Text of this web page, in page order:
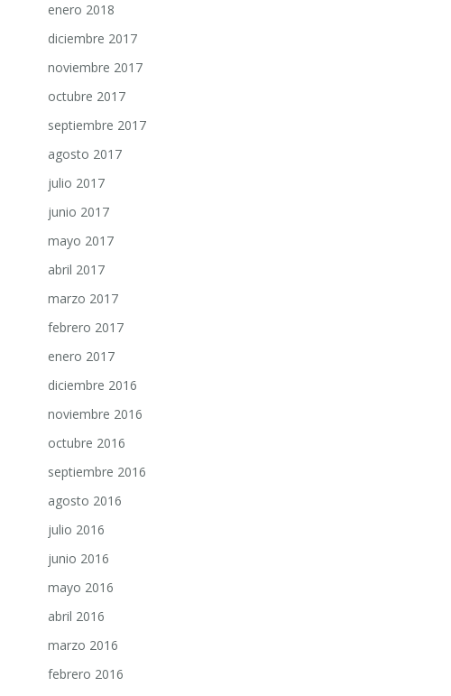
enero 2018
diciembre 2017
noviembre 2017
octubre 2017
septiembre 2017
agosto 2017
julio 2017
junio 2017
mayo 2017
abril 2017
marzo 2017
febrero 2017
enero 2017
diciembre 2016
noviembre 2016
octubre 2016
septiembre 2016
agosto 2016
julio 2016
junio 2016
mayo 2016
abril 2016
marzo 2016
febrero 2016